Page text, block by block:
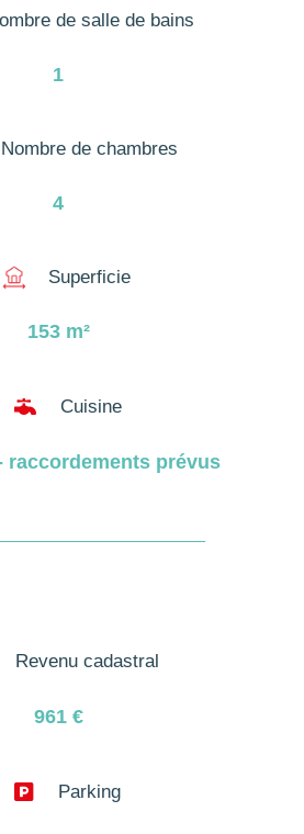
de salle de bains
1
Nombre de chambres
4
Superficie
153 m²
 Cuisine
raccordements prévus
Revenu cadastral
961 €
 Parking